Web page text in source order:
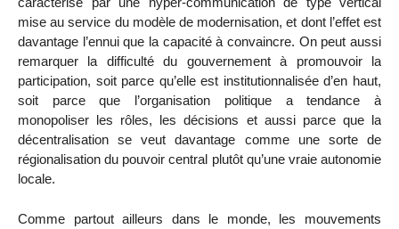
mise au service du modèle de modernisation, et dont l’effet est
davantage l’ennui que la capacité à convaincre. On peut aussi
remarquer la difficulté du gouvernement à promouvoir la
participation, soit parce qu’elle est institutionnalisée d’en haut,
soit parce que l’organisation politique a tendance à
monopoliser les rôles, les décisions et aussi parce que la
décentralisation se veut davantage comme une sorte de
régionalisation du pouvoir central plutôt qu’une vraie autonomie
locale.
Comme partout ailleurs dans le monde, les mouvements